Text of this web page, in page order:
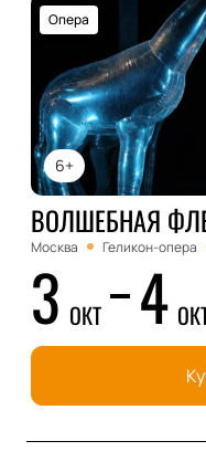
6+
Опера
ВОЛШЕБНАЯ
Москва Геликон-опера
3 ОКТ 4